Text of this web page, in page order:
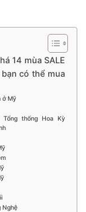
14 mùa SALE
có thể mua
ở Mỹ
thống Hoa Kỳ
Nghệ